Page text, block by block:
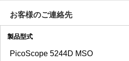
お客様のご連絡先
製品型式